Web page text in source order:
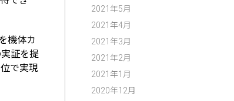
機体カ
証を提
で実現
2021年5月
2021年4月
2021年3月
2021年2月
2021年1月
2020年12月